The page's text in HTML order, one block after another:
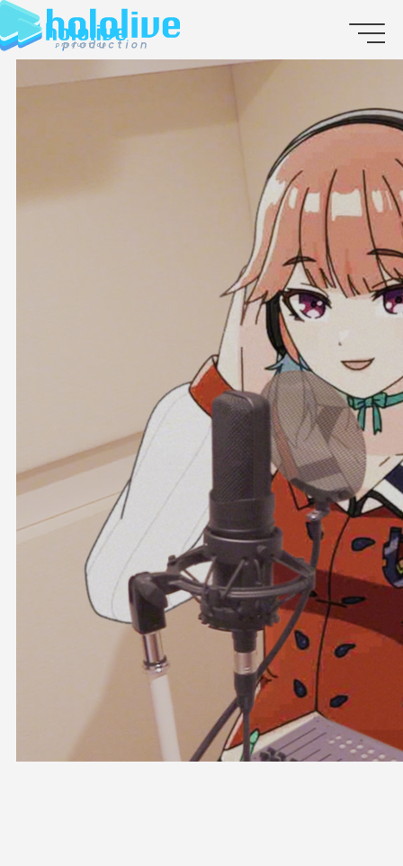
EN
JP
ABOUT
TALENT
AUDITION
SUPPORT ADVERTISING
OFFICIAL SHOP
HOLODULE
会社概要
プライバシーポリシー
未成年の方々へのお願い
二次創作ガイドライン
よくある質問
サポーターガイドライン